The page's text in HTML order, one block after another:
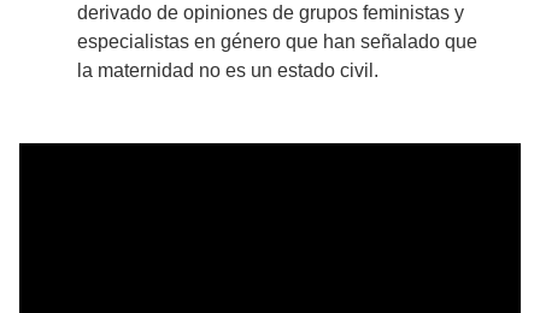
derivado de opiniones de grupos feministas y
especialistas en género que han señalado que
la maternidad no es un estado civil.